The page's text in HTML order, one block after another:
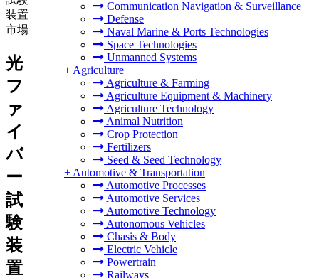
Communication Navigation & Surveillance
Defense
Naval Marine & Ports Technologies
Space Technologies
Unmanned Systems
+ Agriculture
Agriculture & Farming
Agriculture Equipment & Machinery
Agriculture Technology
Animal Nutrition
Crop Protection
Fertilizers
Seed & Seed Technology
+ Automotive & Transportation
Automotive Processes
Automotive Services
Automotive Technology
Autonomous Vehicles
Chasis & Body
Electric Vehicle
Powertrain
Railways
装置
市場
光
フ
ァ
イ
バ
ー
試
験
装
置